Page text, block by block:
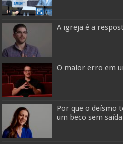
A igreja é a
O maior erro em
Por que o deísmo
um beco sem saída